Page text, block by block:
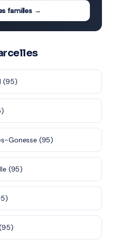
familles →
(95)
Gonesse (95)
(95)